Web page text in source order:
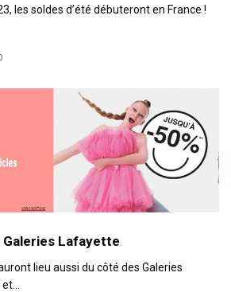
les soldes d’été débuteront en France !
Galeries Lafayette
lieu aussi du côté des Galeries